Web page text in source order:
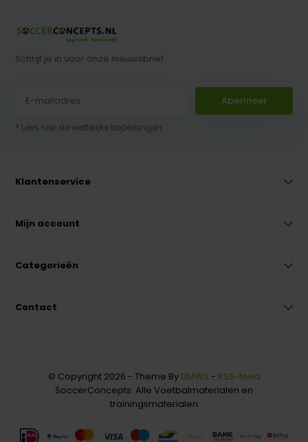
Schrijf je in voor onze nieuwsbrief
Abonneer
* Lees hier de wettelijke beperkingen
Klantenservice
Mijn account
Categorieën
Contact
© Copyright 2026 - Theme By DMWS - RSS-feed
SoccerConcepts: Alle Voetbalmaterialen en
trainingsmaterialen